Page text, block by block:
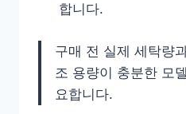
합니다.
구매 전 실제 세탁량
조 용량이 충분한 모
요합니다.